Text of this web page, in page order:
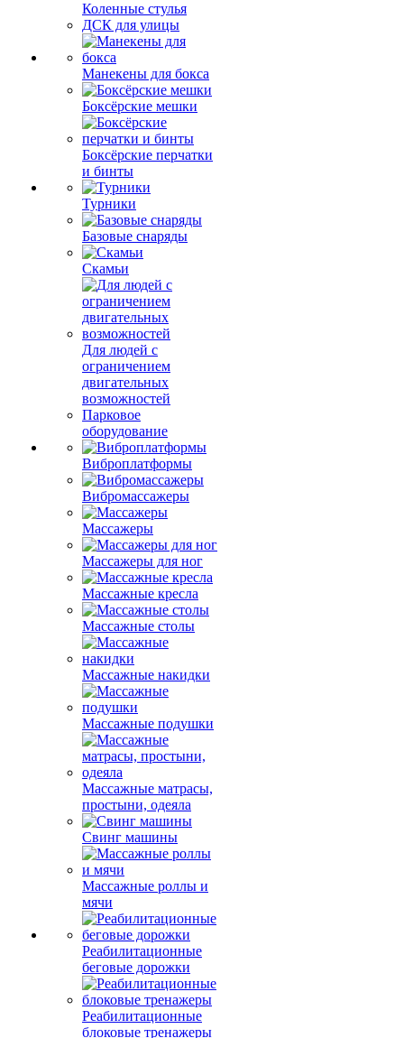
Коленные стулья
ДСК для улицы
Манекены для бокса
Боксёрские мешки
Боксёрские перчатки
и бинты
Турники
Базовые снаряды
Скамьи
Для людей с
ограничением
двигательных
возможностей
Парковое
оборудование
Виброплатформы
Вибромассажеры
Массажеры
Массажеры для ног
Массажные кресла
Массажные столы
Массажные накидки
Массажные подушки
Массажные матрасы,
простыни, одеяла
Свинг машины
Массажные роллы и
мячи
Реабилитационные
беговые дорожки
Реабилитационные
блоковые тренажеры